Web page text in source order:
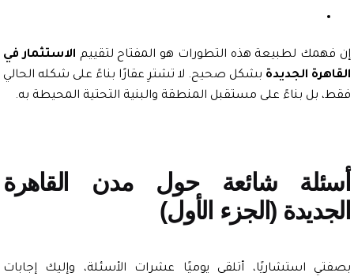
لطبيعة هذه التطورات هو المفتاح لتقييمالاستثمار في
الجديدةبشكل صحيح. لا تشترِ عقارًا بناءً على شكله الحالي
بل بناءً على مستقبل المنطقة والبنية التحتية المحيطة به.
شائعة حول مدن القاهرة
(الجزء الأول)
استشاريًا، أتلقى يوميًا عشرات الأسئلة، وإليك إجابات